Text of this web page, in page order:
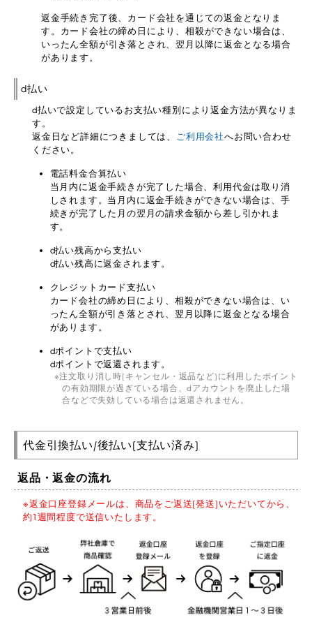
返金手続き完了後、カード会社を通じての返金となりま
す。カード会社の締め日により、相殺ができない場合は、
いったん全額が引き落とされ、翌月以降に返金となる場合
があります。
d払い
d払いで設定しているお支払い種別により返金方法が異なりま
す。
返金日など詳細につきましては、
ご利用会社へお問い合わせ
ください。
電話料金合算払い
当月内に返金手続きが完了した場合、利用代金は取り消
しされます。当月内に返金手続きができない場合は、手
続きが完了した月の翌月の請求金額から差し引かれま
す。
d払い残高から支払い
d払い残高に返金されます。
クレジットカード支払い
カード会社の締め日により、相殺ができない場合は、い
ったん全額が引き落とされ、翌月以降に返金となる場合
があります。
dポイントで支払い
dポイントで返還されます。
注文取り消し時(キャンセル・返品など)に利用したポイント
の有効期限が過ぎている場合、dアカウントを廃止した場
合などで失効している場合は返還されません。
代金引換払い/後払い(支払い済み)
返品・返金の流れ
※返金口座登録メールは、商品をご返送(発送)いただいてから、
約1週間程度で送信いたします。